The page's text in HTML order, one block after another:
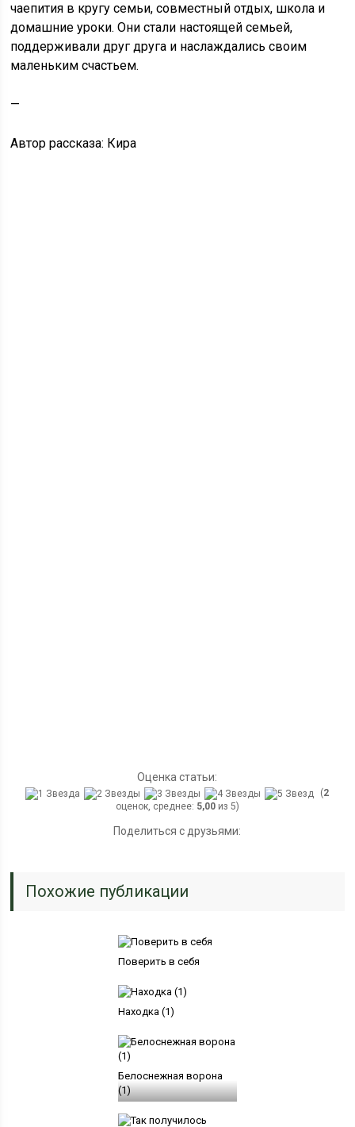
чаепития в кругу семьи, совместный отдых, школа и
домашние уроки. Они стали настоящей семьей,
поддерживали друг друга и наслаждались своим
маленьким счастьем.
—
Автор рассказа: Кира
Оценка статьи:
(2
оценок, среднее: 5,00из 5)
Поделиться с друзьями:
Похожие публикации
Поверить в себя
Находка (1)
Белоснежная ворона
(1)